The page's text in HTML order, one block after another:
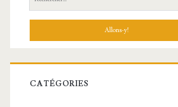
e
h
r
c
CATÉGORIES